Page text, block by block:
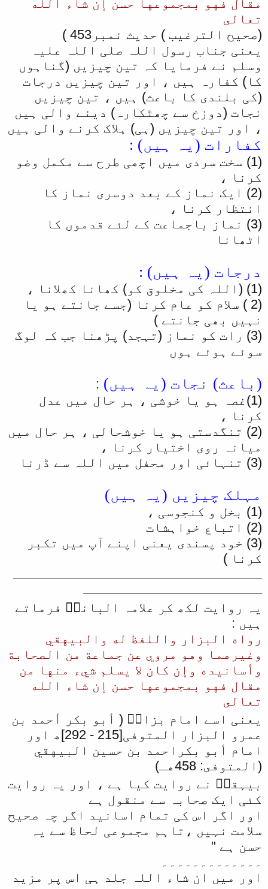
مقال فهو بمجموعها حسن إن شاء الله
تعالى
(صحیح الترغیب ) حدیث نمبر453 )
یعنی جناب رسول اللہ صلی اللہ علیہ
وسلم نے فرمایا کہ تین چیزیں (گناہوں
کا) کفارہ ہیں ، اور تین چیزیں درجات
(کی بلندی کا باعث) ہیں ، تین چیزیں
نجات (دوزخ سے چھٹکارہ) دینے والی ہیں
، اور تین چیزیں (ہی) ہلاک کرنے والی ہیں
کفارات (یہ ہیں) :
(1) سخت سردی میں اچھی طرح سے مکمل وضو
کرنا ،
(2) ایک نماز کے بعد دوسری نماز کا
انتظار کرنا ،
(3) نماز باجماعت کے لئے قدموں کا
اٹھانا
درجات (یہ ہیں) :
(1) (اللہ کی مخلوق کو) کھانا کھلانا ،
(2 ) سلام کو عام کرنا (جسے جانتے ہو یا
نہیں بھی جانتے )
(3) رات کو نماز (تہجد) پڑھنا جب کہ لوگ
سوئے ہوئے ہوں
(باعث) نجات (یہ ہیں) :
(1)غصہ ہو یا خوشی ، ہر حال میں عدل
کرنا ،
(2) تنگدستی ہو یا خوشحالی ، ہر حال میں
میانہ روی اختیار کرنا ،
(3) تنہائی اور محفل میں اللہ سے ڈرنا
مہلک چیزیں (یہ ہیں)
(1) بخل و کنجوسی ،
(2) اتباع خواہشات
(3) خود پسندی یعنی اپنے آپ میں تکبر
کرنا )
ــــــــــــــــــــــــــــــــ
ـــــــــــــــــــــــ
یہ روایت لکھ کر علامہ البانیؒ فرماتے
ہیں :
رواه البزار واللفظ له والبيهقي
وغيرهما وهو مروي عن جماعة من الصحابة
وأسانيده وإن كان لا يسلم شيء منها من
مقال فهو بمجموعها حسن إن شاء الله
تعالى
یعنی اسے امام بزارؒ ( أبو بكر أحمد بن
عمرو البزار المتوفی[215 - 292]ھ اور
امام أبو بكراحمد بن حسین البيهقي
(المتوفى: 458هـ)
بیہقیؒ نے روایت کیا ہے ، اور یہ روایت
کئی ایک صحابہ سے منقول ہے
اور اگر اس کی تمام اسانید اگر چہ صحیح
سلامت نہیں ،تاہم مجموعی لحاظ سے یہ
حسن ہے "
۔۔۔۔۔۔۔۔۔۔۔۔۔
اور میں ان شاء اللہ جلد ہی اس پر مزید